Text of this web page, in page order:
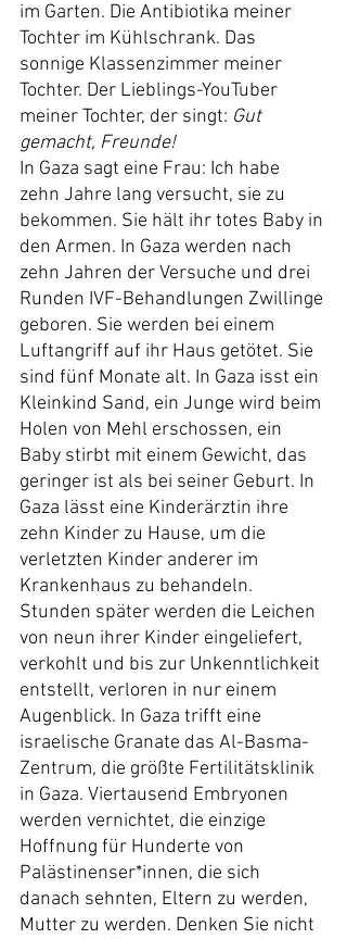
im Garten. Die Antibiotika meiner
Tochter im Kühlschrank. Das
sonnige Klassenzimmer meiner
Tochter. Der Lieblings-YouTuber
meiner Tochter, der singt: Gut
gemacht, Freunde!
In Gaza sagt eine Frau: Ich habe
zehn Jahre lang versucht, sie zu
bekommen. Sie hält ihr totes Baby in
den Armen. In Gaza werden nach
zehn Jahren der Versuche und drei
Runden IVF-Behandlungen Zwillinge
geboren. Sie werden bei einem
Luftangriff auf ihr Haus getötet. Sie
sind fünf Monate alt. In Gaza isst ein
Kleinkind Sand, ein Junge wird beim
Holen von Mehl erschossen, ein
Baby stirbt mit einem Gewicht, das
geringer ist als bei seiner Geburt. In
Gaza lässt eine Kinderärztin ihre
zehn Kinder zu Hause, um die
verletzten Kinder anderer im
Krankenhaus zu behandeln.
Stunden später werden die Leichen
von neun ihrer Kinder eingeliefert,
verkohlt und bis zur Unkenntlichkeit
entstellt, verloren in nur einem
Augenblick. In Gaza trifft eine
israelische Granate das Al-Basma-
Zentrum, die größte Fertilitätsklinik
in Gaza. Viertausend Embryonen
werden vernichtet, die einzige
Hoffnung für Hunderte von
Palästinenser*innen, die sich
danach sehnten, Eltern zu werden,
Mutter zu werden. Denken Sie nicht